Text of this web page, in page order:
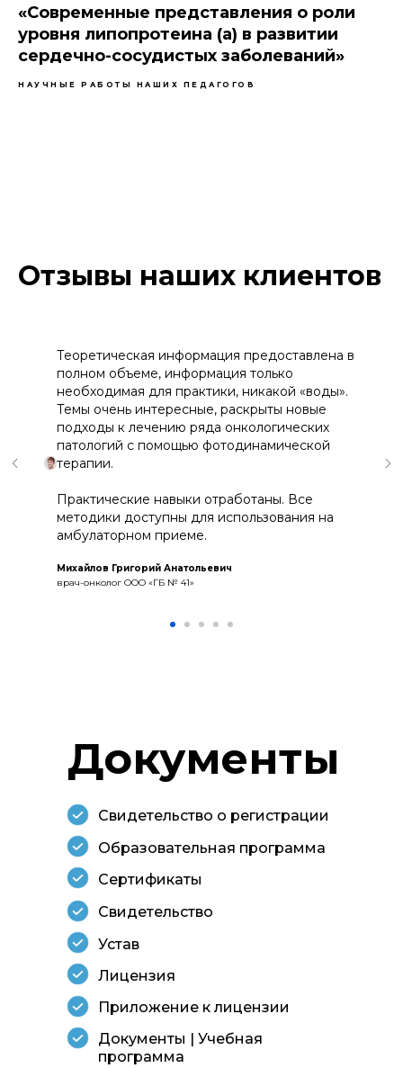
«Современные представления о роли
уровня липопротеина (а) в развитии
сердечно-сосудистых заболеваний»
НАУЧНЫЕ РАБОТЫ НАШИХ ПЕДАГОГОВ
Отзывы наших клиентов
Теоретическая информация предоставлена в
полном объеме, информация только
необходимая для практики, никакой «воды».
Темы очень интересные, раскрыты новые
подходы к лечению ряда онкологических
патологий с помощью фотодинамической
терапии.
Практические навыки отработаны. Все
методики доступны для использования на
амбулаторном приеме.
Михайлов Григорий Анатольевич
врач-онколог ООО «ГБ № 41»
Свидетельство о регистрации
Устав
Образовательная программа
Документы
Свидетельство
Сертификаты
Лицензия
Приложение к лицензии
Документы | Учебная
программа